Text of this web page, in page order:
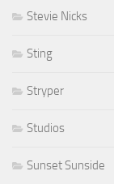
Stevie Nicks
Sting
Stryper
Studios
Sunset Sunside